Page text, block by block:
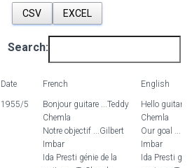
CSV EXCEL
Search:
Date French English
1955/5
Bonjour guitare ...Teddy
Chemla
Notre objectif ...Gilbert
Imbar
Ida Presti génie de la
Hello
Chemla
Our goal
Imbar
Ida Presti